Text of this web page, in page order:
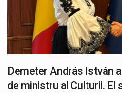
Demeter András István
de ministru al Culturii. El